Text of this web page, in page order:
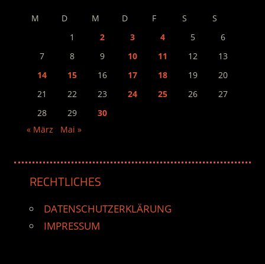
M D M D F S
S
1
2 3 4 5
6
7
8 9 10 11 12
13
14
15 16 17 18 19
20
21
22 23 24 25 26
27
28
29
30
« März
Mai »
RECHTLICHES
DATENSCHUTZERKLÄRUNG
IMPRESSUM